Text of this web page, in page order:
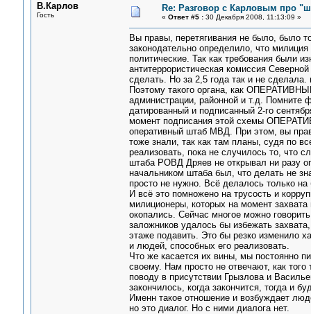
В.Карлов
Гость
Re: Разговор с Карловым про
« Ответ #5 :30 Декабря 2008, 11:13:09 »
Вы правы, перетягивания не было, было
законодательно определило, что милиция
политические. Так как требования были
антитеррористическая комиссия
сделать. Но за 2,5 года так и не сделала.
Поэтому такого органа, как
администрации, районной и т.д. Помните
датированный и подписанный 2-го
момент подписания этой схемы
оперативный штаб МВД. При этом, вы
тоже знали, так как там планы, судя по
реализовать, пока не случилось то, что
штаба РОВД Дряев не открывал ни разу
начальником штаба был, что делать не
просто не нужно. Всё делалось только на
И всё это помножено на трусость и
милиционеры, которых на момент
окопались. Сейчас многое можно
заложников удалось бы избежать
этаже подавить. Это бы резко изменило
и людей, способных его реализовать.
Что же касается их вины, мы постоянно
своему. Нам просто не отвечают, как
поводу в присутствии Грызлова и
закончилось, когда закончится, тогда и
Именн такое отношение и возбуждает
но это диалог. Но с ними диалога нет.